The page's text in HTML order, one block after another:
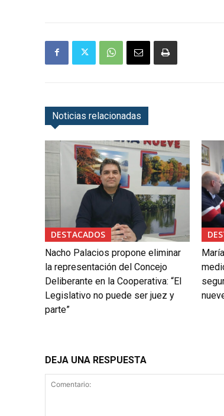
Noticias relacionadas
DESTACADOS
Nacho Palacios propone eliminar
la representación del Concejo
Deliberante en la Cooperativa: “El
Legislativo no puede ser juez y
parte”
DEJA UNA RESPUESTA